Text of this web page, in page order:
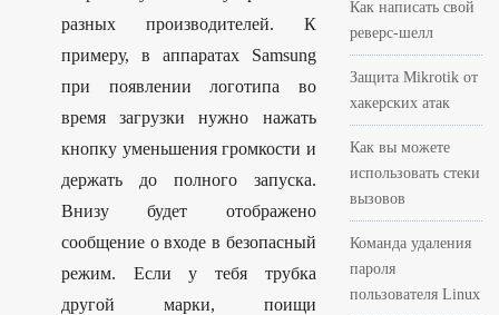
разных производителей. К
примеру, в аппаратах Samsung
при появлении логотипа во
время загрузки нужно нажать
кнопку уменьшения громкости и
держать до полного запуска.
Внизу будет отображено
сообщение о входе в безопасный
режим. Если у тебя трубка
другой марки, поищи
Как написать свой
реверс-шелл
Защита Mikrotik от
хакерских атак
Как вы можете
использовать стеки
вызовов
Команда удаления
пароля
пользователя Linux